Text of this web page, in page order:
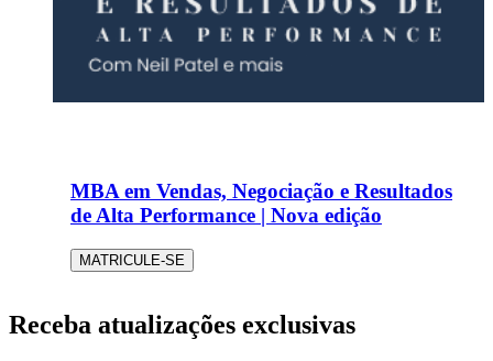
MBA em Vendas, Negociação e Resultados
de Alta Performance | Nova edição
MATRICULE-SE
Receba atualizações exclusivas